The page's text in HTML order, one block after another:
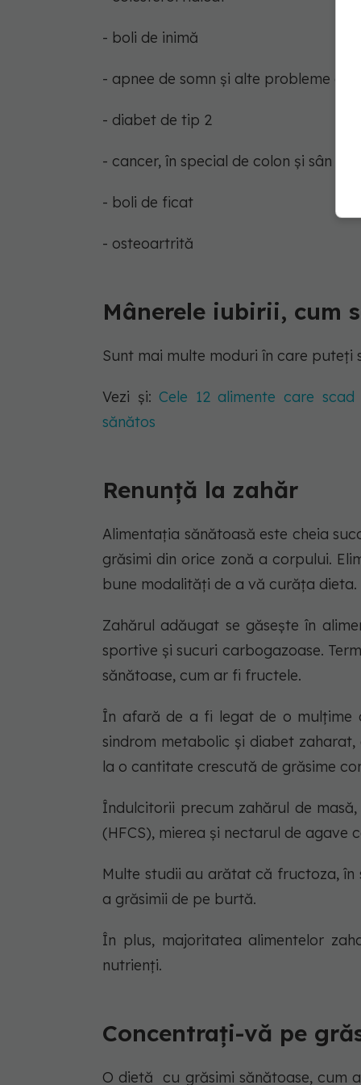
- boli de inimă
- apnee de somn și alte probleme de
- diabet de tip 2
- cancer, în special de colon și sân
- boli de ficat
- osteoartrită
Mânerele iubirii, cum
Sunt mai multe moduri în care puteți
Vezi și:Cele 12 alimente care
sănătos
Renunță la zahăr
Alimentaţia sănătoasă este cheia
grăsimi din orice zonă a corpului.
bune modalități de a vă curăța dieta.
Zahărul adăugat se găsește în
sportive și sucuri carbogazoase.
sănătoase, cum ar fi fructele.
În afară de a fi legat de o mulțime
sindrom metabolic și diabet
la o cantitate crescută de grăsime
Îndulcitorii precum zahărul de
(HFCS), mierea și nectarul de
Multe studii au arătat că fructoza,
a grăsimii de pe burtă.
În plus, majoritatea alimentelor
nutrienți.
Concentrați-vă pe
O dietă cu grăsimi sănătoase, cum